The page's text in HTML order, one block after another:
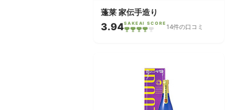
蓬莱 家伝手造り
3.94SAKEAI SCORE 14件の口コミ